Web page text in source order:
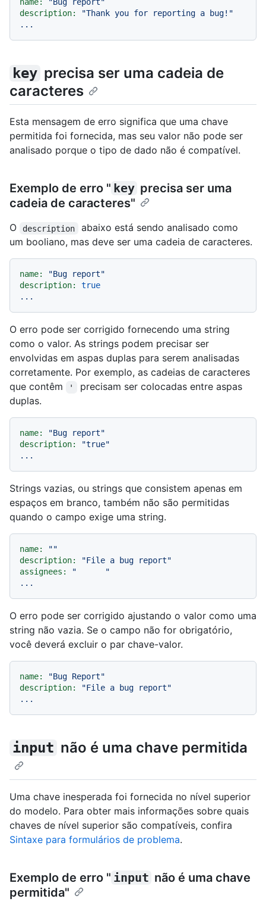
description:
"Thank you for reporting a bug!"
...
key precisa ser uma cadeia de
caracteres
Esta mensagem de erro significa que uma chave
permitida foi fornecida, mas seu valor não pode ser
analisado porque o tipo de dado não é compatível.
Exemplo de erro " key precisa ser uma
cadeia de caracteres"
O description
abaixo está sendo analisado como
um booliano, mas deve ser uma cadeia de caracteres.
name:
"Bug report"
description:
true
...
O erro pode ser corrigido fornecendo uma string
como o valor. As strings podem precisar ser
envolvidas em aspas duplas para serem analisadas
corretamente. Por exemplo, as cadeias de caracteres
que contêm
'
precisam ser colocadas entre aspas
duplas.
name:
"Bug report"
description:
"true"
...
Strings vazias, ou strings que consistem apenas em
espaços em branco, também não são permitidas
quando o campo exige uma string.
name:
""
description:
"File a bug report"
assignees:
"      "
...
O erro pode ser corrigido ajustando o valor como uma
string não vazia. Se o campo não for obrigatório,
você deverá excluir o par chave-valor.
name:
"Bug Report"
description:
"File a bug report"
...
input não é uma chave permitida
Uma chave inesperada foi fornecida no nível superior
do modelo. Para obter mais informações sobre quais
chaves de nível superior são compatíveis, confira
Sintaxe para formulários de problema.
Exemplo de erro " input não é uma chave
permitida"